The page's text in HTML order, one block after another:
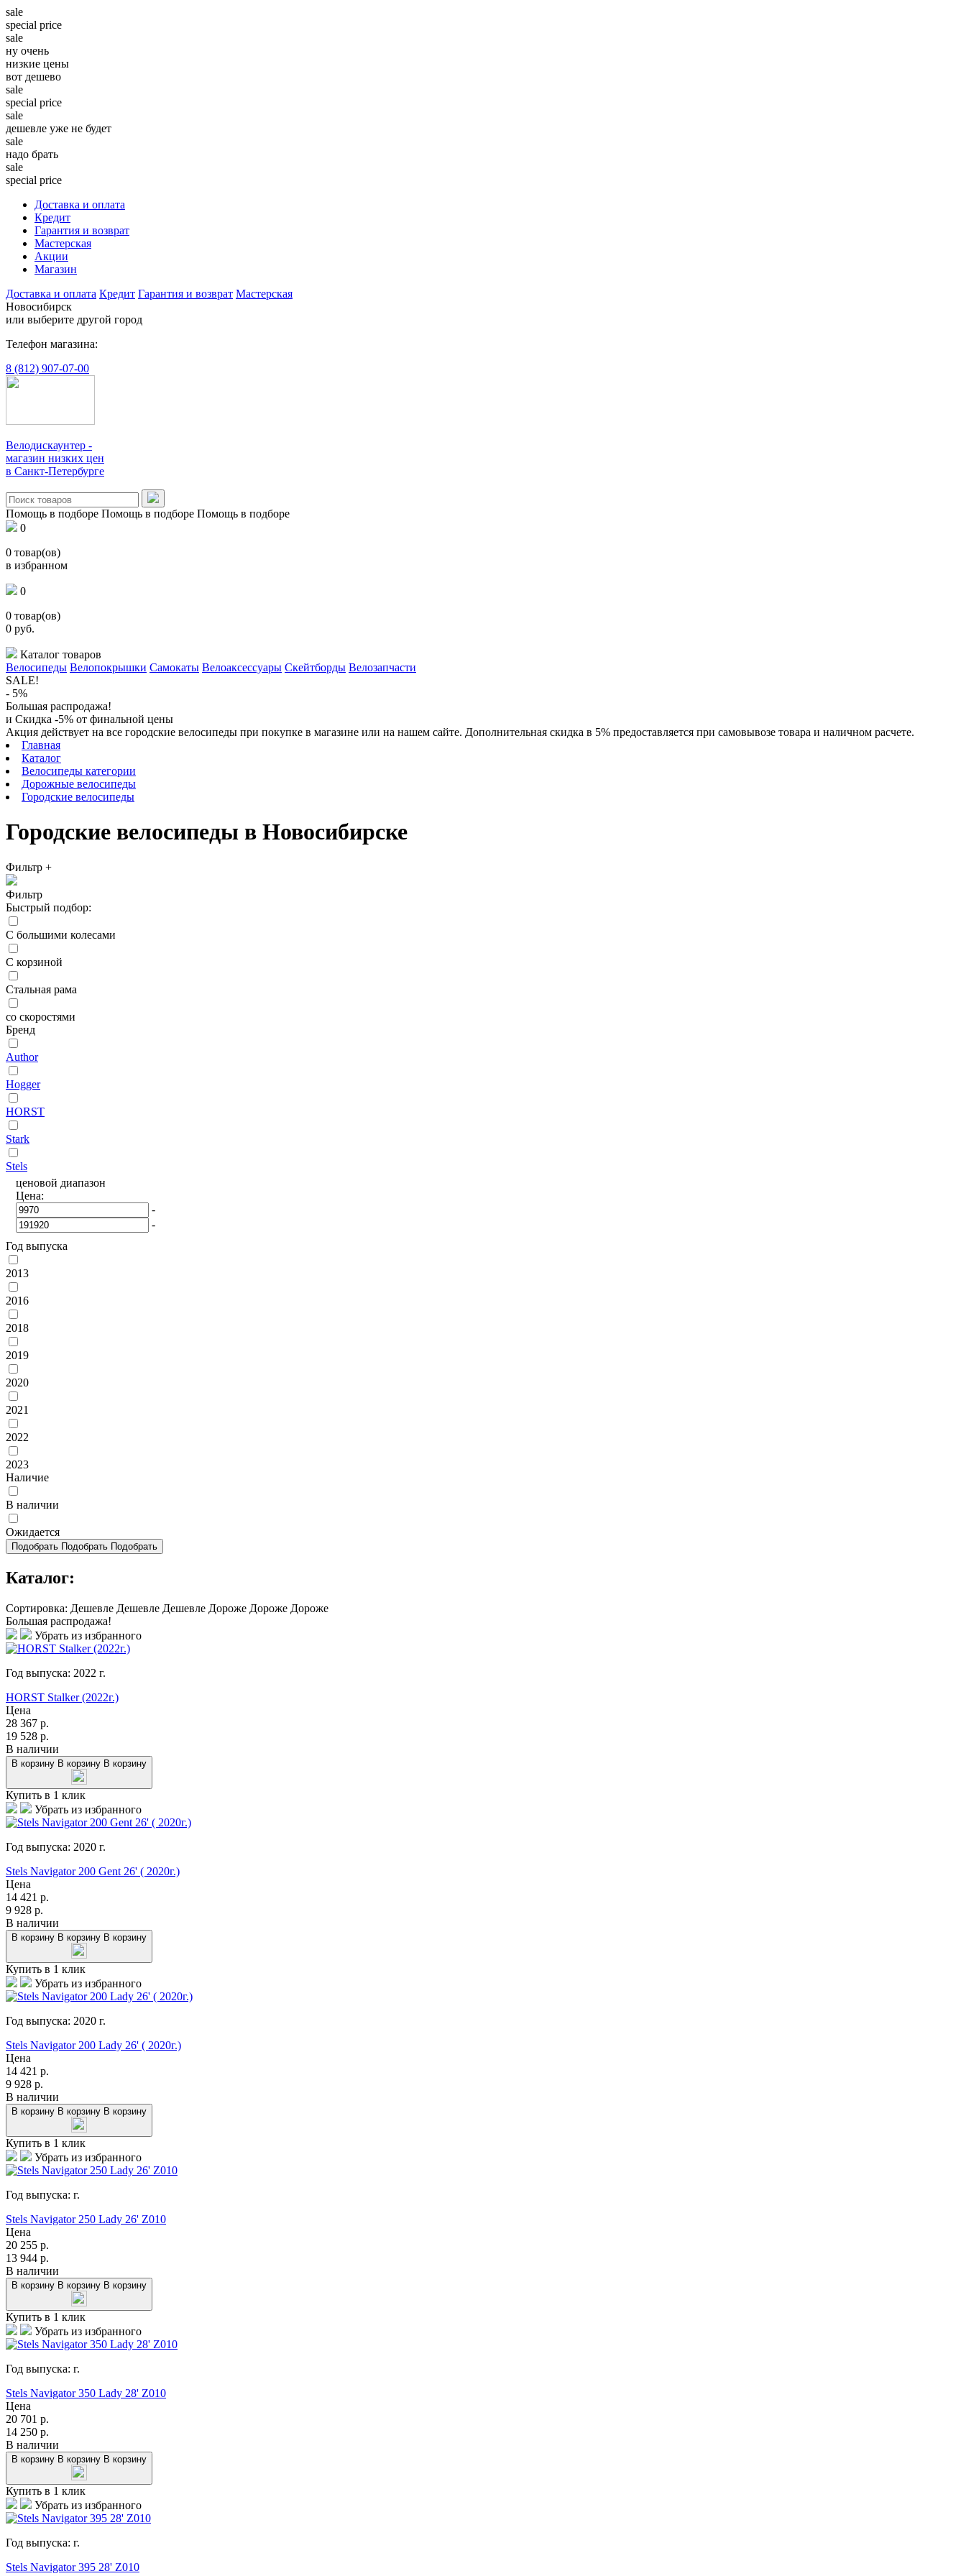
sale
special price
sale
ну очень
низкие цены
вот дешево
sale
special price
sale
дешевле уже не будет
sale
надо брать
sale
special price
Доставка и оплата
Кредит
Гарантия и возврат
Мастерская
Акции
Магазин
Доставка и оплата Кредит Гарантия и возврат Мастерская
Новосибирск
или выберите другой город
Телефон магазина:
8 (812) 907-07-00
Велодискаунтер -
магазин низких цен
в Санкт-Петербурге
Помощь в подборе Помощь в подборе Помощь в подборе
0
0 товар(ов)
в избранном
0
0 товар(ов)
0 руб.
Каталог товаров
Велосипеды Велопокрышки Самокаты Велоаксессуары Скейтборды Велозапчасти
SALE!
- 5%
Большая распродажа!
и Скидка -5% от финальной цены
Акция действует на все городские велосипеды при покупке в магазине или на нашем сайте. Дополнительная скидка в 5% предоставляется при самовывозе товара и наличном расчете.
Главная
Каталог
Велосипеды категории
Дорожные велосипеды
Городские велосипеды
Городские велосипеды в Новосибирске
Фильтр +
Фильтр
Быстрый подбор:
С большими колесами
С корзиной
Стальная рама
со скоростями
Бренд
Author
Hogger
HORST
Stark
Stels
ценовой диапазон
Цена:
-
-
Год выпуска
2013
2016
2018
2019
2020
2021
2022
2023
Наличие
В наличии
Ожидается
Подобрать Подобрать Подобрать
Каталог:
Сортировка: Дешевле Дешевле Дешевле Дороже Дороже Дороже
Большая распродажа!
Убрать из избранного
Год выпуска: 2022 г.
HORST Stalker (2022г.)
Цена
28 367 р.
19 528 р.
В наличии
В корзину В корзину В корзину
Купить в 1 клик
Убрать из избранного
Год выпуска: 2020 г.
Stels Navigator 200 Gent 26' ( 2020г.)
Цена
14 421 р.
9 928 р.
В наличии
В корзину В корзину В корзину
Купить в 1 клик
Убрать из избранного
Год выпуска: 2020 г.
Stels Navigator 200 Lady 26' ( 2020г.)
Цена
14 421 р.
9 928 р.
В наличии
В корзину В корзину В корзину
Купить в 1 клик
Убрать из избранного
Год выпуска: г.
Stels Navigator 250 Lady 26' Z010
Цена
20 255 р.
13 944 р.
В наличии
В корзину В корзину В корзину
Купить в 1 клик
Убрать из избранного
Год выпуска: г.
Stels Navigator 350 Lady 28' Z010
Цена
20 701 р.
14 250 р.
В наличии
В корзину В корзину В корзину
Купить в 1 клик
Убрать из избранного
Год выпуска: г.
Stels Navigator 395 28' Z010